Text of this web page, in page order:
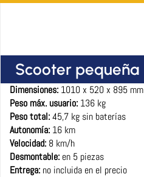
Scooter pequeña
Dimensiones: 1010 x 520 x 895 mm
Peso máx. usuario: 136 kg
Peso total:45,7 kg sin baterías
Autonomía: 16 km
Velocidad: 8 km/h
Desmontable: en 5 piezas
Entrega: no incluida en el precio